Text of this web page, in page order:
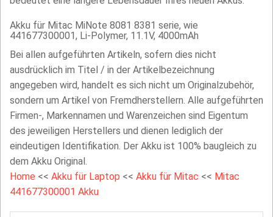
Akku für Mitac MiNote 8081 8381 serie, wie
441677300001, Li-Polymer, 11.1V, 4000mAh
Bei allen aufgeführten Artikeln, sofern dies nicht
ausdrücklich im Titel / in der Artikelbezeichnung
angegeben wird, handelt es sich nicht um Originalzubehör,
sondern um Artikel von Fremdherstellern. Alle aufgeführten
Firmen-, Markennamen und Warenzeichen sind Eigentum
des jeweiligen Herstellers und dienen lediglich der
eindeutigen Identifikation. Der Akku ist 100% baugleich zu
dem Akku Original.
Home << Akku für Laptop << Akku für Mitac << Mitac
441677300001 Akku